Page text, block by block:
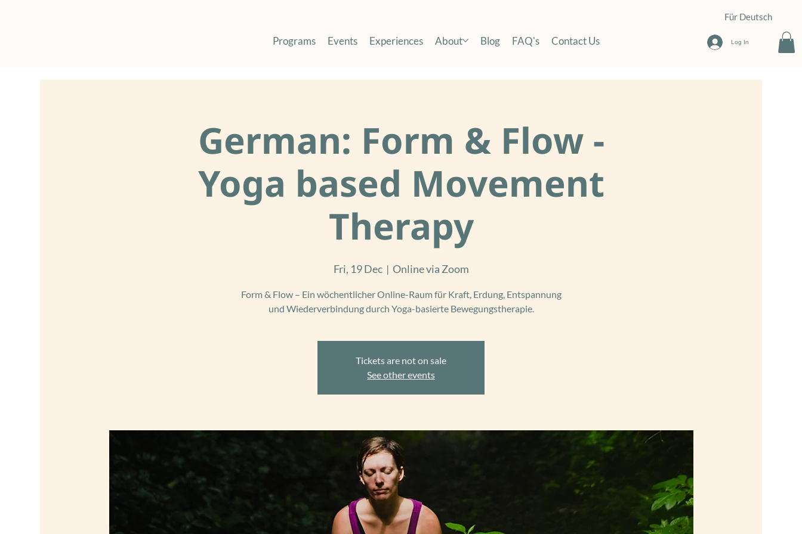
Programs Events Experiences About Blog FAQ's Contact Us Log In
Für Deutsch
German: Form & Flow -
Yoga based Movement
Therapy
Fri, 19 Dec
  |
Online via Zoom
Form & Flow – Ein wöchentlicher Online-Raum für Kraft, Erdung, Entspannung
und Wiederverbindung durch Yoga-basierte Bewegungstherapie.
Tickets are not on sale
See other events